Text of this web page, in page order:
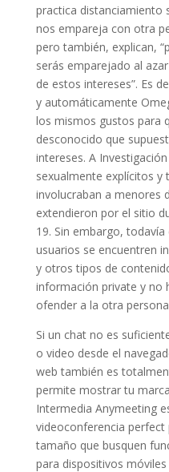
practica distanciamiento
nos empareja con otra
pero también, explican,
serás emparejado al
de estos intereses”. Es
y automáticamente
los mismos gustos para
desconocido que
intereses. A
sexualmente explícitos y
involucraban a menores
extendieron por el sitio
19. Sin embargo,
usuarios se encuentren
y otros tipos de
información private y no
ofender a la otra
Si un chat no es
o video desde el
web también es
permite mostrar tu
Intermedia Anymeeting
videoconferencia perfect
tamaño que busquen
para dispositivos